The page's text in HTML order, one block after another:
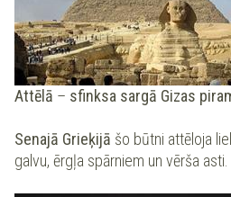
Attēlā – sfinksa sargā Gizas
Senajā Grieķijā šo būtni attēloja
galvu, ērgļa spārniem un vērša asti.